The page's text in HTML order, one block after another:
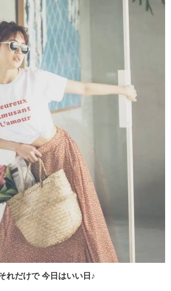
れだけで 今日はいい日♪